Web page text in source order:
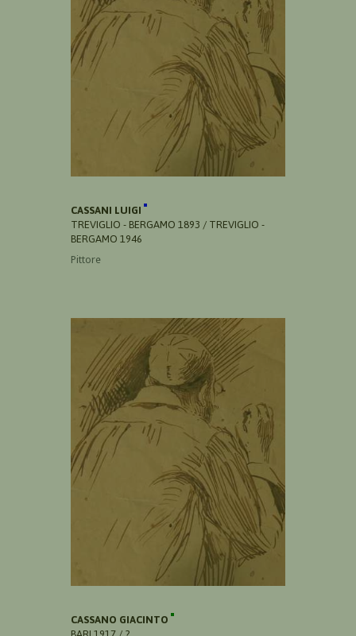
CASSANI LUIGI
TREVIGLIO - BERGAMO 1893 / TREVIGLIO -
BERGAMO 1946
Pittore
CASSANO GIACINTO